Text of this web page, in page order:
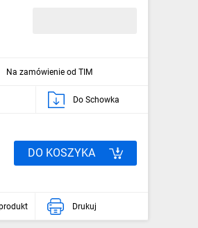
Na zamówienie od TIM
Do Schowka
DO KOSZYKA
Drukuj